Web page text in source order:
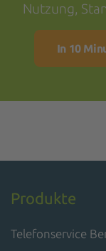
Nutzung,
In 10
Produkte
Telefonservice